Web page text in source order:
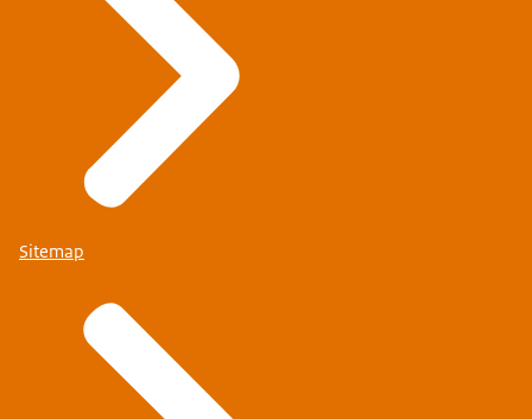
Sitemap